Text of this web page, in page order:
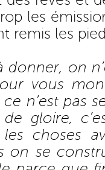
les
remis les
donner, on
vous
n’est pas
gloire,
choses
on se